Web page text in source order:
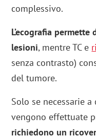
complessivo.
L’ecografia
lesioni, mentre TC e
senza contrasto)
del tumore.
Solo se necessarie
vengono effettuate
richiedono un